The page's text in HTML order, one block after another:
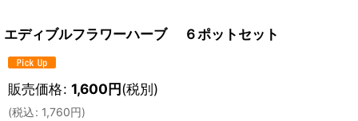
エディブルフラワーハーブ ６ポットセット
販売価格: 1,600円(税別)
(税込: 1,760円)